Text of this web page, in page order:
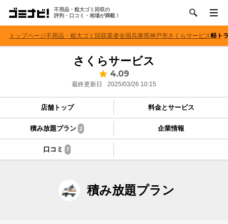
不用品・粗大ゴミ回収の
評判・口コミ・相場が満載！
トップページ不用品・粗大ゴミ回収業者全国兵庫県神戸市さくらサービス軽ト
さくらサービス
4.09
最終更新日 2025/03/26 10:15
店舗トップ 料金とサービス
積み放題プラン 2 企業情報
口コミ 7
積み放題プラン